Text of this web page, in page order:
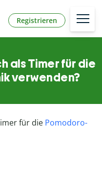
Registrieren
als Timer für die
verwenden?
für die Pomodoro-